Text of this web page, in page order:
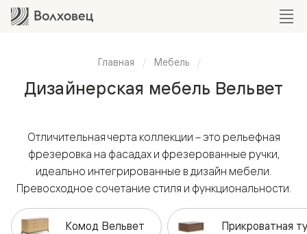
Главная Мебель
Дизайнерская мебель Вельвет
Отличительная черта коллекции – это рельефная
фрезеровка на фасадах и фрезерованные ручки,
идеально интегрированные в дизайн мебели.
Превосходное сочетание стиля и функциональности.
Комод Вельвет Прикроватная